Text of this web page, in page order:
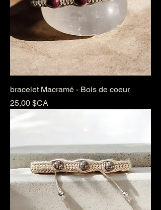
bracelet Macramé - Bois de coeur
Prix
25,00 $CA